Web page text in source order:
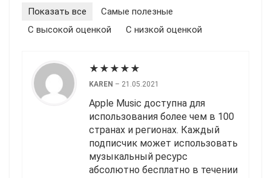
Показать все
Cамые полезные
С высокой оценкой
С низкой оценкой
★ ★ ★ ★ ★
KAREN – 21.05.2021
Apple Music доступна для
использования более чем в 100
странах и регионах. Каждый
подписчик может использовать
музыкальный ресурс
абсолютно бесплатно в течении